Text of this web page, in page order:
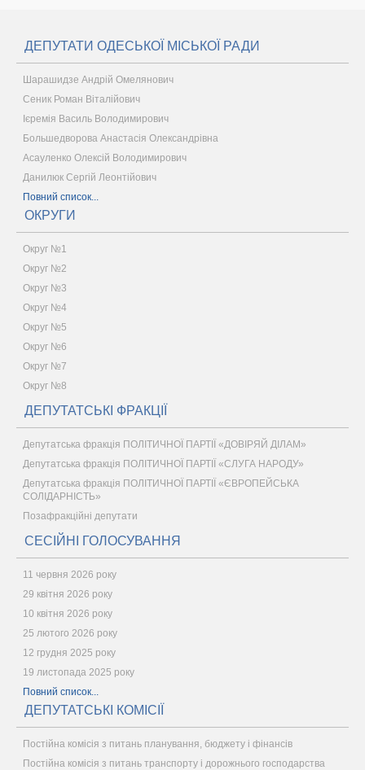
ДЕПУТАТИ ОДЕСЬКОЇ МІСЬКОЇ РАДИ
Шарашидзе Андрій Омелянович
Сеник Роман Віталійович
Ієремія Василь Володимирович
Большедворова Анастасія Олександрівна
Асауленко Олексій Володимирович
Данилюк Сергій Леонтійович
Повний список...
ОКРУГИ
Округ №1
Округ №2
Округ №3
Округ №4
Округ №5
Округ №6
Округ №7
Округ №8
ДЕПУТАТСЬКІ ФРАКЦІЇ
Депутатська фракція ПОЛІТИЧНОЇ ПАРТІЇ «ДОВІРЯЙ ДІЛАМ»
Депутатська фракція ПОЛІТИЧНОЇ ПАРТІЇ «СЛУГА НАРОДУ»
Депутатська фракція ПОЛІТИЧНОЇ ПАРТІЇ «ЄВРОПЕЙСЬКА
СОЛІДАРНІСТЬ»
Позафракційні депутати
СЕСІЙНІ ГОЛОСУВАННЯ
11 червня 2026 року
29 квітня 2026 року
10 квітня 2026 року
25 лютого 2026 року
12 грудня 2025 року
19 листопада 2025 року
Повний список...
ДЕПУТАТСЬКІ КОМІСІЇ
Постійна комісія з питань планування, бюджету і фінансів
Постійна комісія з питань транспорту і дорожнього господарства